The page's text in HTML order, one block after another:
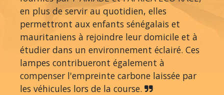
en plus de servir au quotidien, elles
permettront aux enfants sénégalais et
mauritaniens à rejoindre leur domicile et à
étudier dans un environnement éclairé. Ces
lampes contribueront également à
compenser l'empreinte carbone laissée par
les véhicules lors de la course.